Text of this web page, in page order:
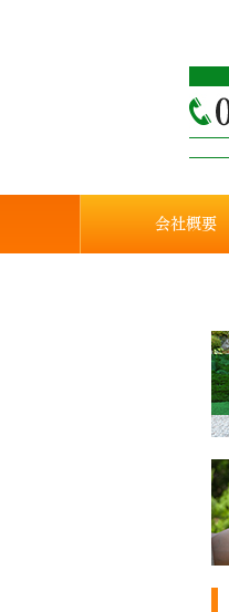
会社概要